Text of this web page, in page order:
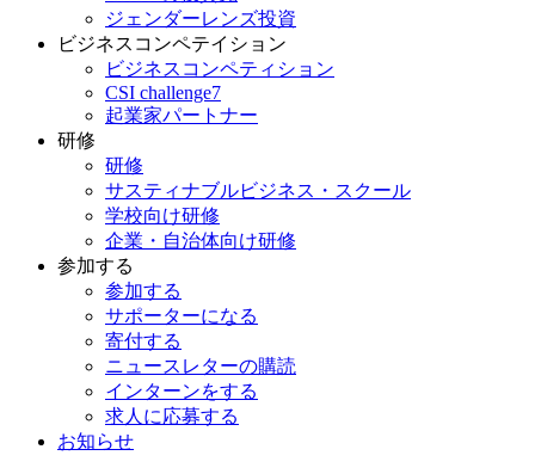
ジェンダーレンズ投資
ビジネスコンペテイション
ビジネスコンペティション
CSI challenge7
起業家パートナー
研修
研修
サスティナブルビジネス・スクール
学校向け研修
企業・自治体向け研修
参加する
参加する
サポーターになる
寄付する
ニュースレターの購読
インターンをする
求人に応募する
お知らせ